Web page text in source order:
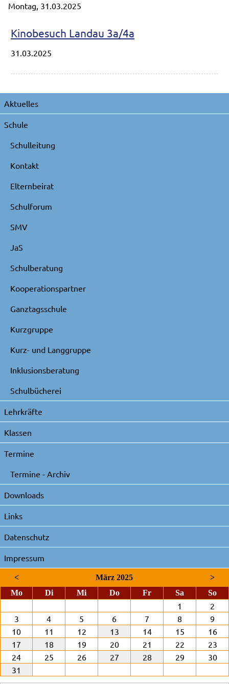
Montag, 31.03.2025
Kinobesuch Landau 3a/4a
31.03.2025
Navigation
Aktuelles
Schule
Schulleitung
Kontakt
Elternbeirat
Schulforum
SMV
JaS
Schulberatung
Kooperationspartner
Ganztagsschule
Kurzgruppe
Kurz- und Langgruppe
Inklusionsberatung
Schulbücherei
Lehrkräfte
Klassen
Termine
Termine - Archiv
Downloads
Links
Datenschutz
Impressum
< März 2025
>
Montag Dienstag Mittwoch Donnerstag
Freitag Sa So
1
2
3
4 5 6 7 8
9
10
11 12 13 14 15
16
17
18 19 20 21 22
23
24
25 26 27 28 29
30
31